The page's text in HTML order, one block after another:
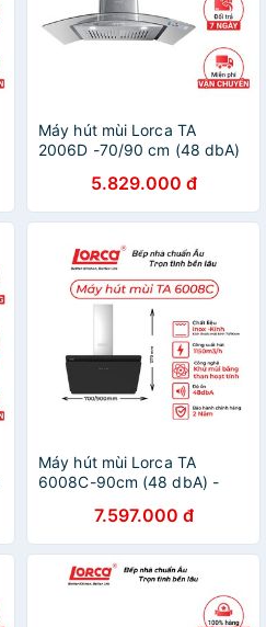
Máy hút mùi Lorca TA
2006D -70/90 cm (48 dbA)
5.829.000 đ
Máy hút mùi Lorca TA
6008C-90cm (48 dbA) -
7.597.000 đ